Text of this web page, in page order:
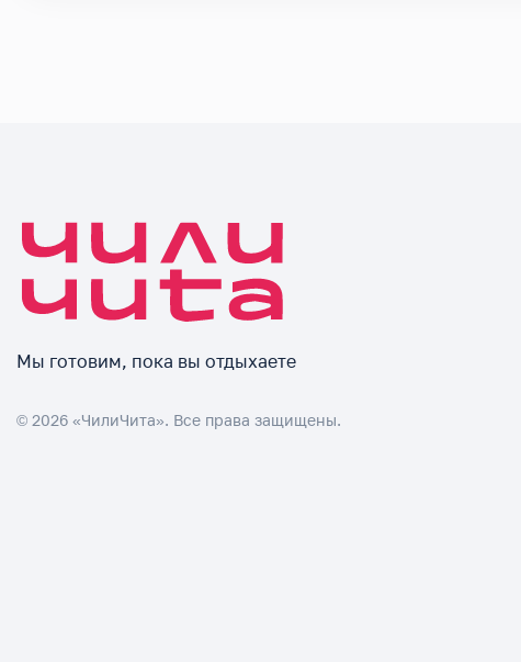
Мы готовим, пока вы отдыхаете
© 2026 «ЧилиЧита». Все права защищены.